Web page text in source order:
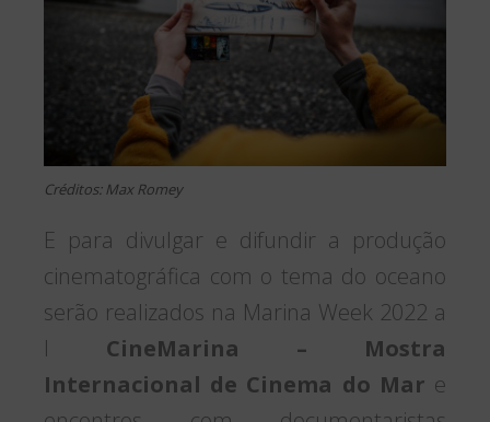
Créditos: Max Romey
E para divulgar e difundir a produção
cinematográfica com o tema do oceano
serão realizados na Marina Week 2022 a
I CineMarina – Mostra
Internacional de Cinema do Mar e